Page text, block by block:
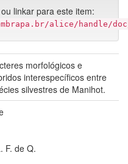
linkar para este item:
alice/handle/
morfológicos e
interespecíficos entre
silvestres de Manihot.
F. de Q.